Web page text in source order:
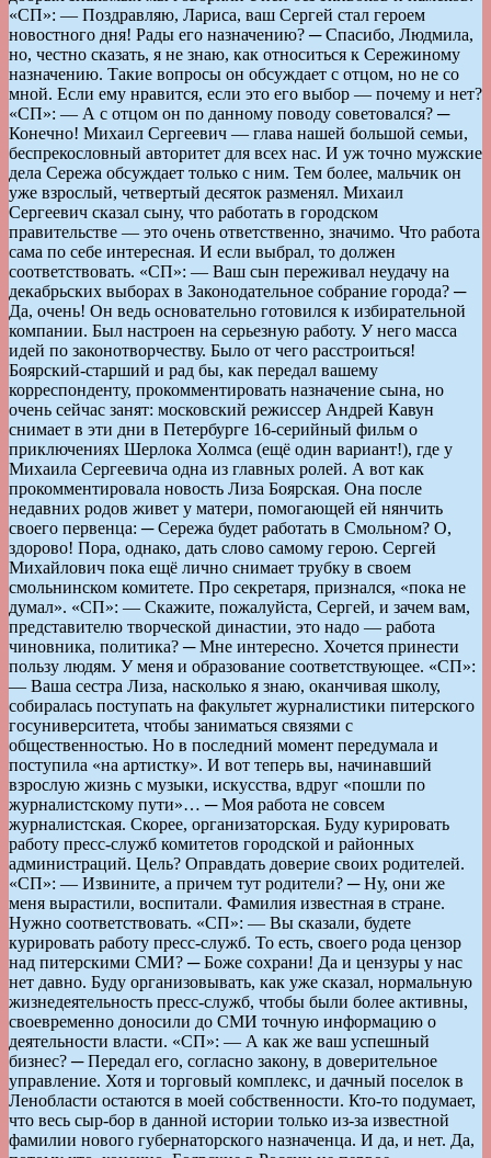
«СП»: — Поздравляю, Лариса, ваш Сергей стал героем
новостного дня! Рады его назначению? ─ Спасибо, Людмила,
но, честно сказать, я не знаю, как относиться к Сережиному
назначению. Такие вопросы он обсуждает с отцом, но не со
мной. Если ему нравится, если это его выбор — почему и нет?
«СП»: — А с отцом он по данному поводу советовался? ─
Конечно! Михаил Сергеевич — глава нашей большой семьи,
беспрекословный авторитет для всех нас. И уж точно мужские
дела Сережа обсуждает только с ним. Тем более, мальчик он
уже взрослый, четвертый десяток разменял. Михаил
Сергеевич сказал сыну, что работать в городском
правительстве — это очень ответственно, значимо. Что работа
сама по себе интересная. И если выбрал, то должен
соответствовать. «СП»: — Ваш сын переживал неудачу на
декабрьских выборах в Законодательное собрание города? ─
Да, очень! Он ведь основательно готовился к избирательной
компании. Был настроен на серьезную работу. У него масса
идей по законотворчеству. Было от чего расстроиться!
Боярский-старший и рад бы, как передал вашему
корреспонденту, прокомментировать назначение сына, но
очень сейчас занят: московский режиссер Андрей Кавун
снимает в эти дни в Петербурге 16-серийный фильм о
приключениях Шерлока Холмса (ещё один вариант!), где у
Михаила Сергеевича одна из главных ролей. А вот как
прокомментировала новость Лиза Боярская. Она после
недавних родов живет у матери, помогающей ей нянчить
своего первенца: ─ Сережа будет работать в Смольном? О,
здорово! Пора, однако, дать слово самому герою. Сергей
Михайлович пока ещё лично снимает трубку в своем
смольнинском комитете. Про секретаря, признался, «пока не
думал». «СП»: — Скажите, пожалуйста, Сергей, и зачем вам,
представителю творческой династии, это надо — работа
чиновника, политика? ─ Мне интересно. Хочется принести
пользу людям. У меня и образование соответствующее. «СП»:
— Ваша сестра Лиза, насколько я знаю, оканчивая школу,
собиралась поступать на факультет журналистики питерского
госуниверситета, чтобы заниматься связями с
общественностью. Но в последний момент передумала и
поступила «на артистку». И вот теперь вы, начинавший
взрослую жизнь с музыки, искусства, вдруг «пошли по
журналистскому пути»… ─ Моя работа не совсем
журналистская. Скорее, организаторская. Буду курировать
работу пресс-служб комитетов городской и районных
администраций. Цель? Оправдать доверие своих родителей.
«СП»: — Извините, а причем тут родители? ─ Ну, они же
меня вырастили, воспитали. Фамилия известная в стране.
Нужно соответствовать. «СП»: — Вы сказали, будете
курировать работу пресс-служб. То есть, своего рода цензор
над питерскими СМИ? ─ Боже сохрани! Да и цензуры у нас
нет давно. Буду организовывать, как уже сказал, нормальную
жизнедеятельность пресс-служб, чтобы были более активны,
своевременно доносили до СМИ точную информацию о
деятельности власти. «СП»: — А как же ваш успешный
бизнес? ─ Передал его, согласно закону, в доверительное
управление. Хотя и торговый комплекс, и дачный поселок в
Ленобласти остаются в моей собственности. Кто-то подумает,
что весь сыр-бор в данной истории только из-за известной
фамилии нового губернаторского назначенца. И да, и нет. Да,